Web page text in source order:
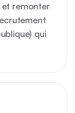
et remonter
qui